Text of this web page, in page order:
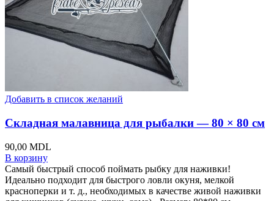
Добавить в список желаний
Складная малавница для рыбалки — 80 × 80 см
90,00 MDL
В корзину
Самый быстрый способ поймать рыбку для наживки!
Идеально подходит для быстрого ловли окуня, мелкой
красноперки и т. д., необходимых в качестве живой наживки